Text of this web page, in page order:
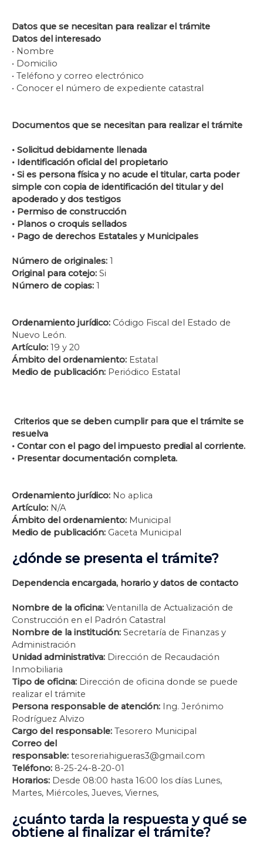
Datos que se necesitan para realizar el trámite
Datos del interesado
• Nombre
• Domicilio
• Teléfono y correo electrónico
• Conocer el número de expediente catastral
Documentos que se necesitan para realizar el trámite
• Solicitud debidamente llenada
• Identificación oficial del propietario
• Si es persona física y no acude el titular, carta poder
simple con copia de identificación del titular y del
apoderado y dos testigos
• Permiso de construcción
• Planos o croquis sellados
• Pago de derechos Estatales y Municipales
Número de originales: 1
Original para cotejo: Si
Número de copias: 1
Ordenamiento jurídico: Código Fiscal del Estado de
Nuevo León.
Artículo: 19 y 20
Ámbito del ordenamiento: Estatal
Medio de publicación: Periódico Estatal
Criterios que se deben cumplir para que el trámite se
resuelva
• Contar con el pago del impuesto predial al corriente.
• Presentar documentación completa.
Ordenamiento jurídico: No aplica
Artículo: N/A
Ámbito del ordenamiento: Municipal
Medio de publicación: Gaceta Municipal
¿dónde se presenta el trámite?
Dependencia encargada, horario y datos de contacto
Nombre de la oficina: Ventanilla de Actualización de
Construcción en el Padrón Catastral
Nombre de la institución: Secretaría de Finanzas y
Administración
Unidad administrativa: Dirección de Recaudación
Inmobiliaria
Tipo de oficina: Dirección de oficina donde se puede
realizar el trámite
Persona responsable de atención:
Ing. Jerónimo
Rodríguez Alvizo
Cargo del responsable: Tesorero Municipal
Correo del
responsable: tesoreriahigueras3@gmail.com
Teléfono: 8-25-24-8-20-01
Horarios: Desde 08:00 hasta 16:00 los días Lunes,
Martes, Miércoles, Jueves, Viernes,
¿cuánto tarda la respuesta y qué se
obtiene al finalizar el trámite?